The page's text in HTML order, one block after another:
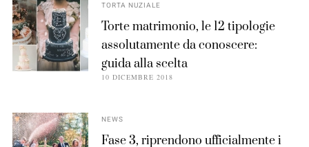
TORTA NUZIALE
Torte matrimonio, le 12 tipologie
assolutamente da conoscere:
guida alla scelta
10 DICEMBRE 2018
NEWS
Fase 3, riprendono ufficialmente i